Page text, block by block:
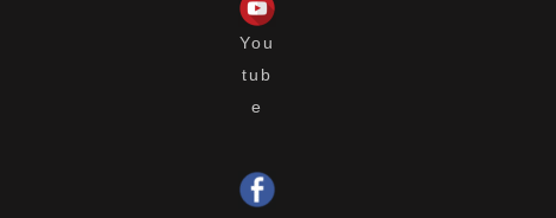
You
tub
e